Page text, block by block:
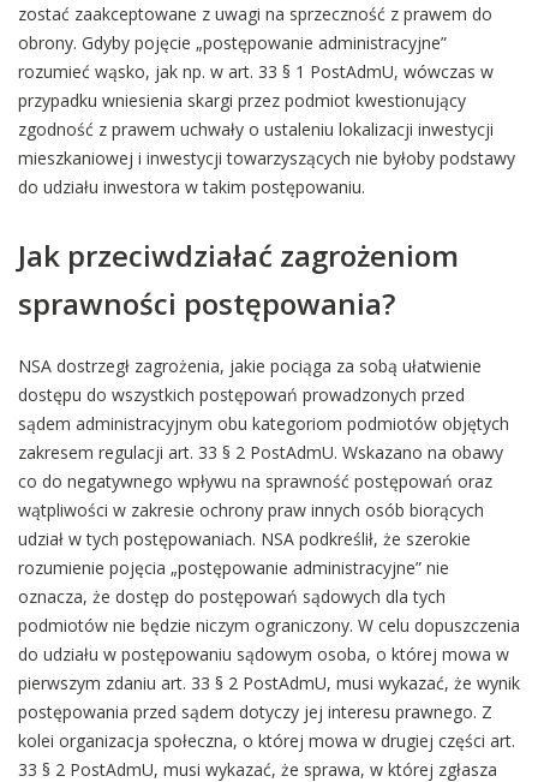
zostać zaakceptowane z uwagi na sprzeczność z prawem do
obrony. Gdyby pojęcie „postępowanie administracyjne”
rozumieć wąsko, jak np. w art. 33 § 1 PostAdmU, wówczas w
przypadku wniesienia skargi przez podmiot kwestionujący
zgodność z prawem uchwały o ustaleniu lokalizacji inwestycji
mieszkaniowej i inwestycji towarzyszących nie byłoby podstawy
do udziału inwestora w takim postępowaniu.
Jak przeciwdziałać zagrożeniom
sprawności postępowania?
NSA dostrzegł zagrożenia, jakie pociąga za sobą ułatwienie
dostępu do wszystkich postępowań prowadzonych przed
sądem administracyjnym obu kategoriom podmiotów objętych
zakresem regulacji art. 33 § 2 PostAdmU. Wskazano na obawy
co do negatywnego wpływu na sprawność postępowań oraz
wątpliwości w zakresie ochrony praw innych osób biorących
udział w tych postępowaniach. NSA podkreślił, że szerokie
rozumienie pojęcia „postępowanie administracyjne” nie
oznacza, że dostęp do postępowań sądowych dla tych
podmiotów nie będzie niczym ograniczony. W celu dopuszczenia
do udziału w postępowaniu sądowym osoba, o której mowa w
pierwszym zdaniu art. 33 § 2 PostAdmU, musi wykazać, że wynik
postępowania przed sądem dotyczy jej interesu prawnego. Z
kolei organizacja społeczna, o której mowa w drugiej części art.
33 § 2 PostAdmU, musi wykazać, że sprawa, w której zgłasza